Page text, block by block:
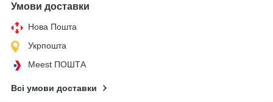
Умови доставки
Нова Пошта
Укрпошта
Meest ПОШТА
Всі умови доставки